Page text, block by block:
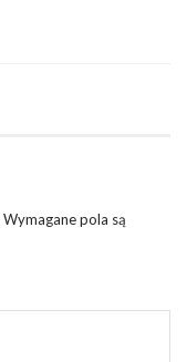
Wymagane pola są